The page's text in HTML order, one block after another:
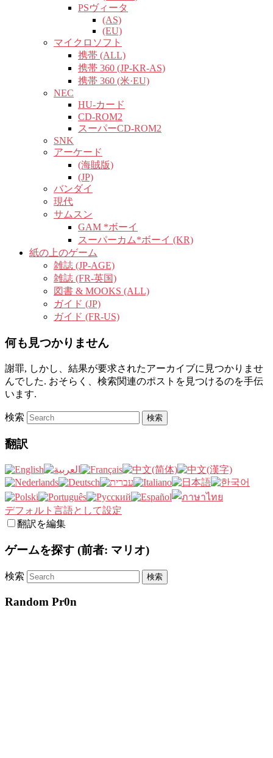
PSヴィータ
(AS)
(EU)
マイクロソフト
携帯 (ALL)
携帯 360 (JP-KR-AS)
携帯 360 (米·EU)
NEC
HU-カード
CD-ROM2
スーパーCD-ROM2
SNK
アーケード
(海賊版)
(JP)
バンダイ
現代
サムスン
GAM *ボーイ
スーパーカム*ボーイ (KR)
紙の上のゲーム
雑誌 (JP-AGE)
雑誌 (FR-英国)
図書 & MOOKS (ALL)
ガイド (JP)
ガイド (FR-US)
何も見つかりません
謝罪, しかし、結果が要求されたアーカイブに見つかりませ
んでした. おそらく、検索関連のポストを見つけるのを手伝
います.
検索
翻訳
デフォルト言語として設定
翻訳を編集
ゲームを探す (前者: マリオ)
検索
Random Pr0n